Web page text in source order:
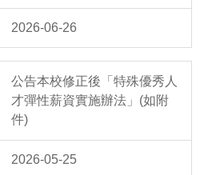
2026-06-26
公告本校修正後「特殊優秀人
才彈性薪資實施辦法」(如附
件)
2026-05-25